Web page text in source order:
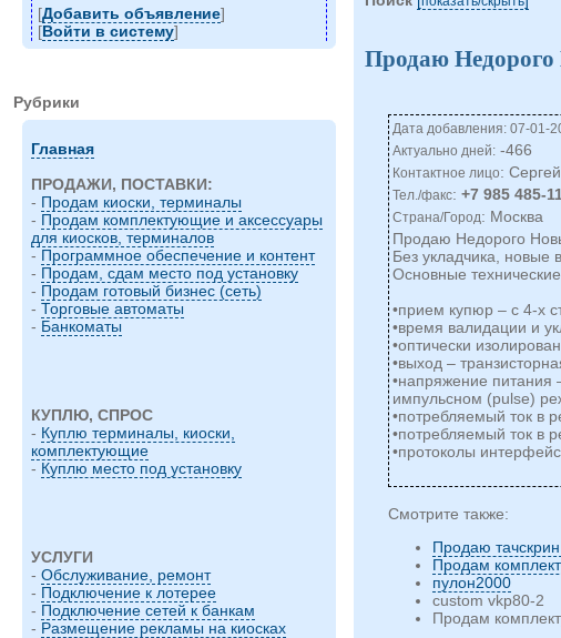
[Добавить объявление]
[Войти в систему]
Рубрики
Главная
ПРОДАЖИ, ПОСТАВКИ:
- Продам киоски, терминалы
- Продам комплектующие и аксессуары
для киосков, терминалов
- Программное обеспечение и контент
- Продам, сдам место под установку
- Продам готовый бизнес (сеть)
- Торговые автоматы
- Банкоматы
КУПЛЮ, СПРОС
- Куплю терминалы, киоски,
комплектующие
- Куплю место под установку
УСЛУГИ
- Обслуживание, ремонт
- Подключение к лотерее
- Подключение сетей к банкам
- Размещение рекламы на киосках
Продаю
Дата добавления: 07-01-
Актуально дней: -466
Контактное лицо: Сергей
Тел./факс:+7 985 485-
Страна/Город: Москва
Продаю Недорого
Без укладчика, новые
Основные
•прием купюр – с 4-х
•время валидации и
•оптически
•выход –
•напряжение питания
импульсном (pulse)
•потребляемый ток в
•потребляемый ток в
•протоколы
Смотрите также:
Продаю
Продам
пулон2000
custom vkp80-2
Продам